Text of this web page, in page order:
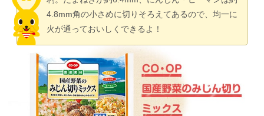
4.8mm角の小さめに切りそろえてあるので、均一に
火が通っておいしくできるよ！